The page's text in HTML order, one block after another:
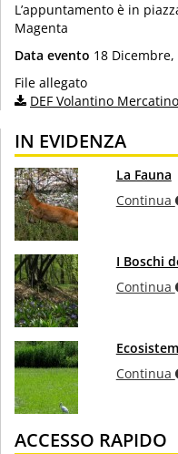
L’appuntamento è in
Magenta
Data evento 18 Dicembre,
File allegato
DEF Volantino
IN EVIDENZA
La Fauna
Continua
I Boschi
Continua
Continua
ACCESSO RAPIDO